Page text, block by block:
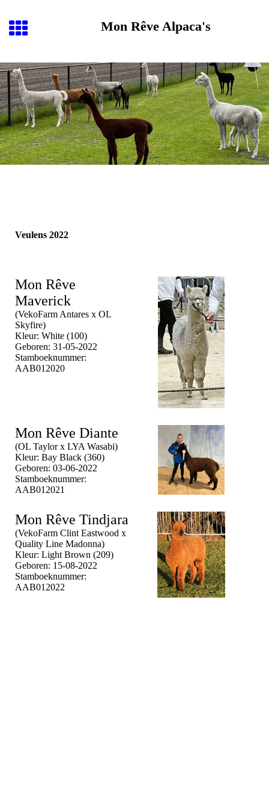
Mon Rêve Alpaca's
Veulens 2022
Mon Rêve
Maverick
(VekoFarm Antares x OL
Skyfire)
Kleur: White (100)
Geboren: 31-05-2022
Stamboeknummer:
AAB012020
Mon Rêve Diante
(OL Taylor x LYA Wasabi)
Kleur: Bay Black (360)
Geboren: 03-06-2022
Stamboeknummer:
AAB012021
Mon Rêve Tindjara
(VekoFarm Clint Eastwood x
Quality Line Madonna)
Kleur: Light Brown (209)
Geboren: 15-08-2022
Stamboeknummer:
AAB012022